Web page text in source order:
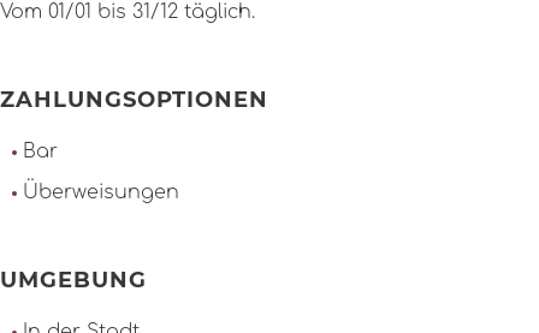
Vom 01/01 bis 31/12 täglich.
ZAHLUNGSOPTIONEN
Bar
Überweisungen
UMGEBUNG